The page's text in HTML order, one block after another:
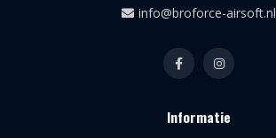
info@broforce-airsoft.nl
Informatie